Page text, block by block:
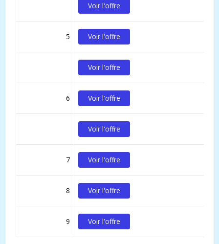
Voir l'offre
5 Voir l'offre
Voir l'offre
6 Voir l'offre
Voir l'offre
7 Voir l'offre
8 Voir l'offre
9 Voir l'offre